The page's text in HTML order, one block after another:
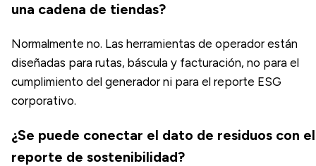
una cadena de tiendas?
Normalmente no. Las herramientas de operador están
diseñadas para rutas, báscula y facturación, no para el
cumplimiento del generador ni para el reporte ESG
corporativo.
¿Se puede conectar el dato de residuos con el
reporte de sostenibilidad?